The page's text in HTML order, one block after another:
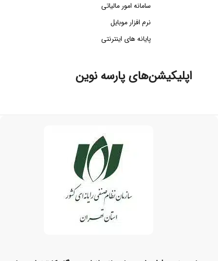
سامانه امور مالیاتی
نرم افزار موبایل
پایانه های اینترنتی
اپلیکیشن‌های پارسه نوین